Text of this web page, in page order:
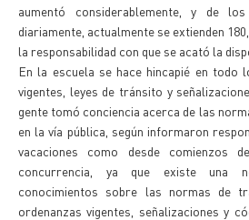
aumentó considerablemente, y de
diariamente, actualmente se extienden
la responsabilidad con que se acató la
En la escuela se hace hincapié en todo
vigentes, leyes de tránsito y
gente tomó conciencia acerca de las
en la vía pública, según informaron
vacaciones como desde comienzos
concurrencia, ya que existe una
conocimientos sobre las normas de
ordenanzas vigentes, señalizaciones y